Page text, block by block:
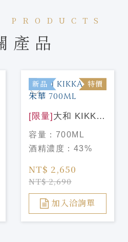
PRODUCTS
產品
新品 特價
[限量] 大和 KIKKA
GIN 朱華 700ML
容量： 700ML
酒精濃度： 43%
NT$ 2,650
NT$ 2,690
加入洽詢單